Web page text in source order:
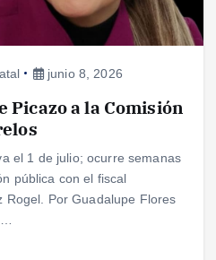
junio 8, 2026
Picazo a la Comisión
el 1 de julio; ocurre semanas
pública con el fiscal
Rogel. Por Guadalupe Flores